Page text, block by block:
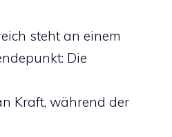
steht an einem
Die
Kraft, während der